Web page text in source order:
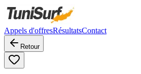
Appels d'offresRésultatsContact
Retour